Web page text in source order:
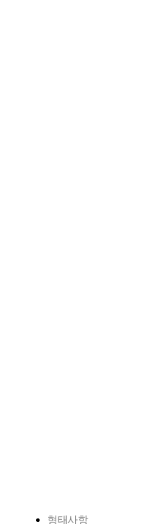
형태사항